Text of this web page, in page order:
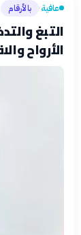
عافية› بالأرقام
التبغ
الأرواح